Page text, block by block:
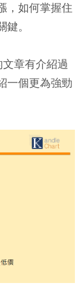
，如何掌握住
。
章有介紹過
一個更為強勁